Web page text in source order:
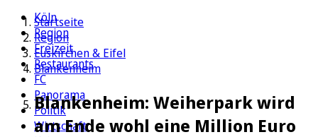
Köln
Region
Freizeit
Restaurants
FC
Panorama
Politik
Wirtschaft
Startseite
Region
Euskirchen & Eifel
Blankenheim
Blankenheim: Weiherpark wird
am Ende wohl eine Million Euro